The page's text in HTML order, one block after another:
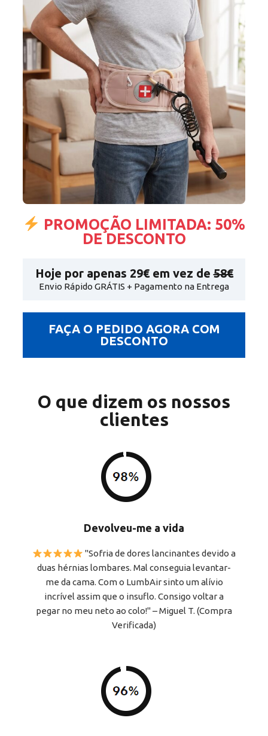
PROMOÇÃO LIMITADA: 50%
DE DESCONTO
Hoje por apenas 29€em vez de58€
Envio Rápido GRÁTIS + Pagamento na Entrega
FAÇA O PEDIDO AGORA COM
DESCONTO
O que dizem os nossos
clientes
Devolveu-me a vida
"Sofria de dores lancinantes devido a
duas hérnias lombares. Mal conseguia levantar-
me da cama. Com o LumbAir sinto um alívio
incrível assim que o insuflo. Consigo voltar a
pegar no meu neto ao colo!" – Miguel T. (Compra
Verificada)